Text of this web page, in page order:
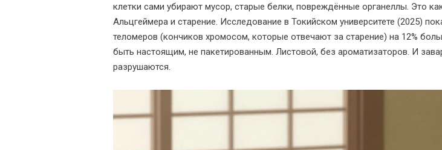
клетки сами убирают мусор, старые белки, повреждённые органеллы. Это
Альцгеймера и старение. Исследование в Токийском университете (2025)
теломеров (кончиков хромосом, которые отвечают за старение) на 12%
быть настоящим, не пакетированным. Листовой, без ароматизаторов. И
разрушаются.